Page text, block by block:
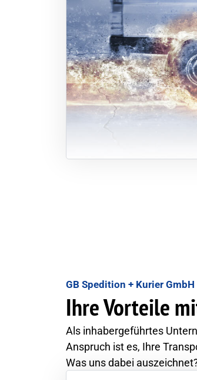
GB Spedition + Kurier GmbH
Ihre Vorteile
Als inhabergeführtes
Anspruch ist es, Ihre
Was uns dabei